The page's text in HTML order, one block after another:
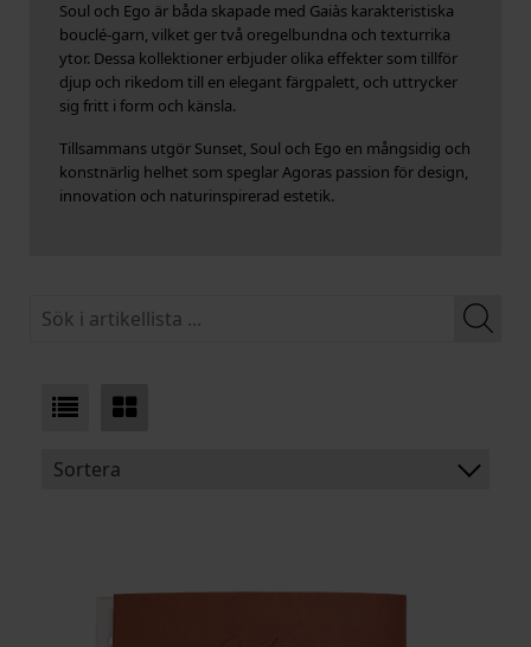
Soul och Ego är båda skapade med Gaiàs karakteristiska
bouclé-garn, vilket ger två oregelbundna och texturrika
ytor. Dessa kollektioner erbjuder olika effekter som tillför
djup och rikedom till en elegant färgpalett, och uttrycker
sig fritt i form och känsla.
Tillsammans utgör Sunset, Soul och Ego en mångsidig och
konstnärlig helhet som speglar Agoras passion för design,
innovation och naturinspirerad estetik.
Sortera